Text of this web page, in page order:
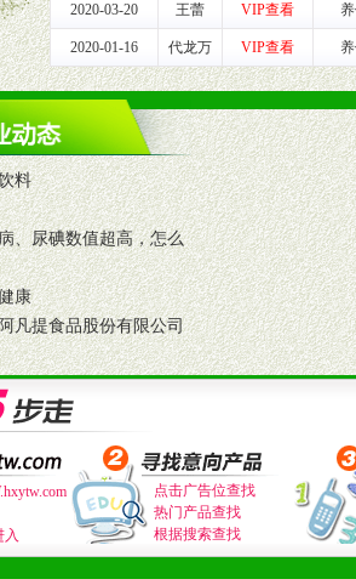
渠道并为之提供
强的市场操作意
产品
升品牌的知名度
创新产品不断满
优势
划支持：产品手
赠，免费提供软
2020-03-20 王蕾 VIP查看
2020-01-16 代龙万 VIP查看
料
、尿碘数值超高，怎么
康
凡提食品股份有限公司
入
点击广告位查找
热门产品查找
根据搜索查找